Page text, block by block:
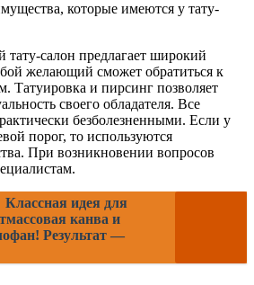
которые имеются у тату-
салон предлагает широкий
желающий сможет обратиться к
Татуировка и пирсинг позволяет
своего обладателя. Все
безболезненными. Если у
порог, то используются
При возникновении вопросов
Классная идея для
канва и
Результат —